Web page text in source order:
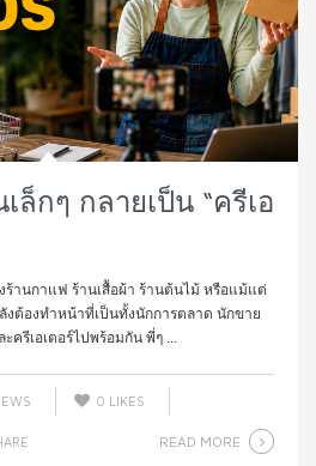
ล็กๆ กลายเป็น “ครีเอ
ร้านกาแฟ ร้านเสื้อผ้า ร้านต้นไม้ หรือแม้แต่
งต้องทำหน้าที่เป็นทั้งนักการตลาด นักขาย
รีเอเตอร์ไปพร้อมกัน พี่ๆ ...
0 LIKES
READ MORE